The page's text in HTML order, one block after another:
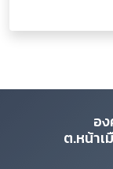
อ
ต.หน้าเ